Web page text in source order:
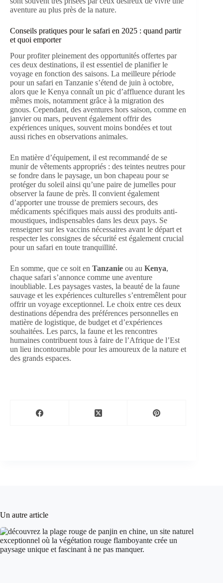
aventure au plus près de la nature.
Conseils pratiques pour le safari en 2025 : quand partir
et quoi emporter
Pour profiter pleinement des opportunités offertes par
ces deux destinations, il est essentiel de planifier le
voyage en fonction des saisons. La meilleure période
pour un safari en Tanzanie s’étend de juin à octobre,
alors que le Kenya connaît un pic d’affluence durant les
mêmes mois, notamment grâce à la migration des
gnous. Cependant, des aventures hors saison, comme en
janvier ou mars, peuvent également offrir des
expériences uniques, souvent moins bondées et tout
aussi riches en observations animales.
En matière d’équipement, il est recommandé de se
munir de vêtements appropriés : des teintes neutres pour
se fondre dans le paysage, un bon chapeau pour se
protéger du soleil ainsi qu’une paire de jumelles pour
observer la faune de près. Il convient également
d’apporter une trousse de premiers secours, des
médicaments spécifiques mais aussi des produits anti-
moustiques, indispensables dans les deux pays. Se
renseigner sur les vaccins nécessaires avant le départ et
respecter les consignes de sécurité est également crucial
pour un safari en toute tranquillité.
En somme, que ce soit en Tanzanie ou au Kenya,
chaque safari s’annonce comme une aventure
inoubliable. Les paysages vastes, la beauté de la faune
sauvage et les expériences culturelles s’entremêlent pour
offrir un voyage exceptionnel. Le choix entre ces deux
destinations dépendra des préférences personnelles en
matière de logistique, de budget et d’expériences
souhaitées. Les parcs, la faune et les rencontres
humaines contribuent tous à faire de l’Afrique de l’Est
un lieu incontournable pour les amoureux de la nature et
des grands espaces.
Un autre article